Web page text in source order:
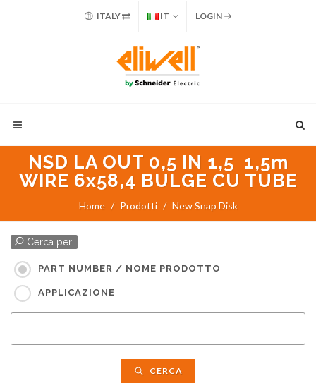
ITALY IT LOGIN
NSD LA OUT 0,5 IN 1,5 1,5m
WIRE 6x58,4 BULGE CU TUBE
Home Prodotti New Snap Disk
Cerca per:
PART NUMBER / NOME PRODOTTO
APPLICAZIONE
CERCA